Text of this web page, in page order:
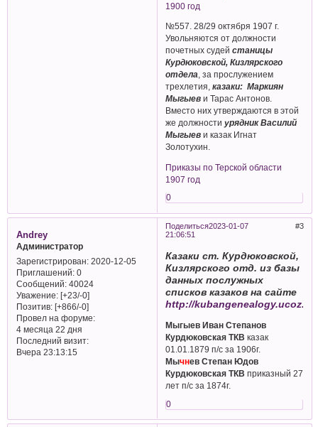
1900 год
№557. 28/29 октября 1907 г.
Увольняются от должности
почетных судейстаницы
Курдюковской, Кизлярского
отдела , за прослужением
трехлетия,казаки: Маркиян
Мыгыев и Тарас Антонов.
Вместо них утверждаются в этой
же должностиурядник Василий
Мыгыев и казак Игнат
Золотухин.
Приказы по Терской области
1907 год
0
Поделиться 3
2023-01-07
21:06:51
Andrey
Администратор
Зарегистрирован: 2020-12-05
Приглашений:0
Сообщений:40024
Уважение: [+23/-0]
Позитив: [+866/-0]
Провел на форуме:
4 месяца 22 дня
Последний визит:
Вчера 23:13:15
Казаки ст. Курдюковской,
Кизлярского отд. из базы
данных послужных
списков казаков на сайте
http://kubangenealogy.ucoz.ru
Мыгыев Иван Степанов
Курдюковская ТКВ казак
01.01.1879 п/с за 1906г.
Мычнев Степан Юдов
Курдюковская ТКВ приказный 27
лет п/с за 1874г.
0